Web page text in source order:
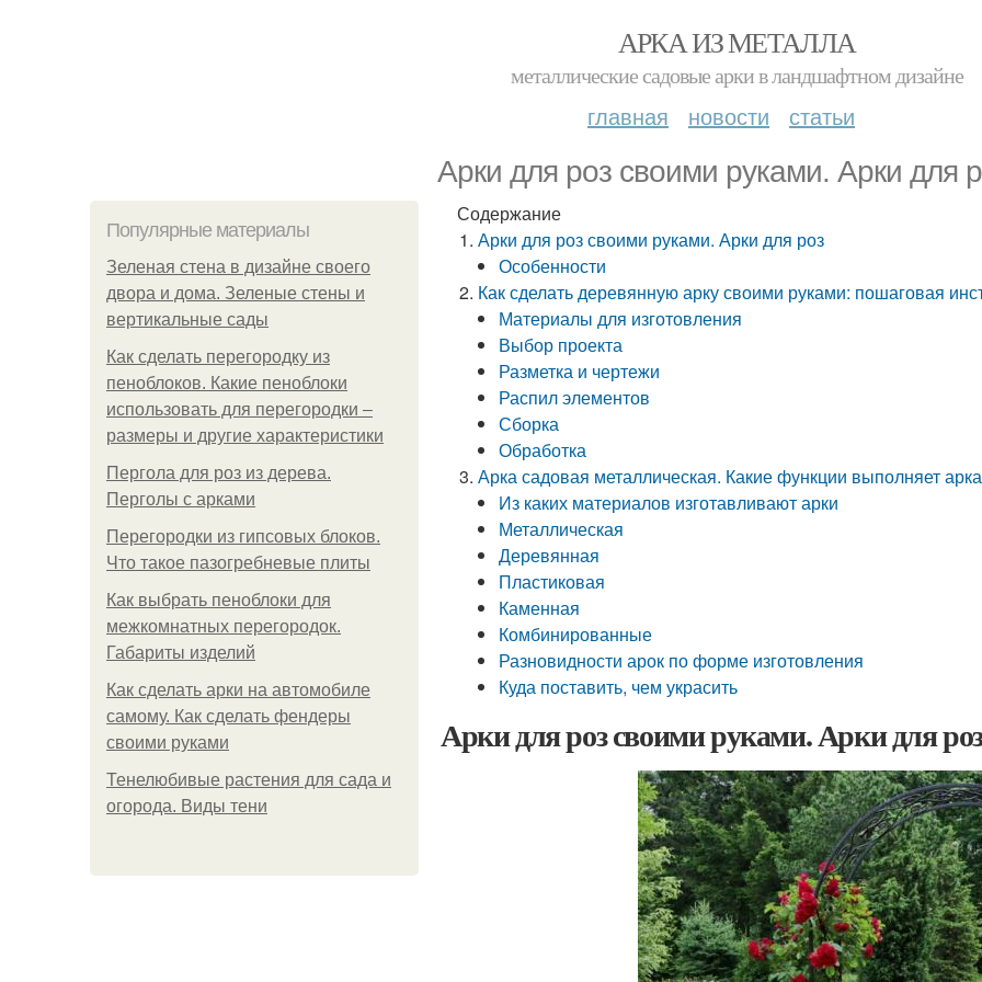
АРКА ИЗ МЕТАЛЛА
металлические садовые арки в ландшафтном дизайне
главная новости статьи
Арки для роз своими руками. Арки для
Популярные материалы
Зеленая стена в дизайне своего
двора и дома. Зеленые стены и
вертикальные сады
Как сделать перегородку из
пеноблоков. Какие пеноблоки
использовать для перегородки –
размеры и другие характеристики
Пергола для роз из дерева.
Перголы с арками
Перегородки из гипсовых блоков.
Что такое пазогребневые плиты
Как выбрать пеноблоки для
межкомнатных перегородок.
Габариты изделий
Как сделать арки на автомобиле
самому. Как сделать фендеры
своими руками
Тенелюбивые растения для сада и
огорода. Виды тени
Содержание
Арки для роз своими руками. Арки для роз
Особенности
Как сделать деревянную арку своими руками: пошаговая
Материалы для изготовления
Выбор проекта
Разметка и чертежи
Распил элементов
Сборка
Обработка
Арка садовая металлическая. Какие функции выполняет
Из каких материалов изготавливают арки
Металлическая
Деревянная
Пластиковая
Каменная
Комбинированные
Разновидности арок по форме изготовления
Куда поставить, чем украсить
Арки для роз своими руками. Арки для роз